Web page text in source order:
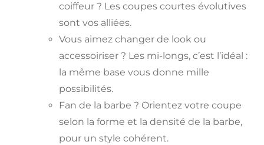
coiffeur ? Les coupes courtes évolutives
sont vos alliées.
Vous aimez changer de look ou
accessoiriser ? Les mi-longs, c’est l’idéal :
la même base vous donne mille
possibilités.
Fan de la barbe ? Orientez votre coupe
selon la forme et la densité de la barbe,
pour un style cohérent.